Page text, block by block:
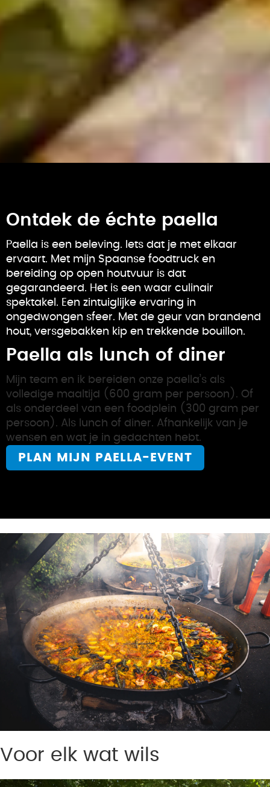
Ontdek de échte paella
Paella is een beleving. Iets dat je met elkaar
ervaart. Met mijn Spaanse foodtruck en
bereiding op open houtvuur is dat
gegarandeerd. Het is een waar culinair
spektakel. Een zintuiglijke ervaring in
ongedwongen sfeer. Met de geur van brandend
hout, versgebakken kip en trekkende bouillon.
Paella als lunch of diner
Mijn team en ik bereiden onze paella’s als
volledige maaltijd (600 gram per persoon). Of
als onderdeel van een foodplein (300 gram per
persoon). Als lunch of diner. Afhankelijk van je
wensen en wat je in gedachten hebt.
PLAN MIJN PAELLA-EVENT
Voor elk wat wils